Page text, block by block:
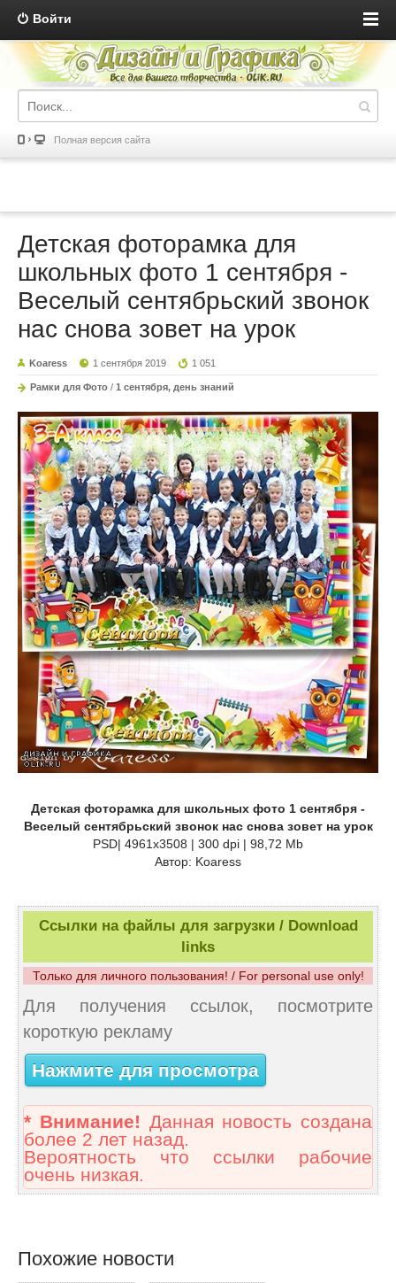
Войти
Полная версия сайта
Детская фоторамка для
школьных фото 1 сентября -
Веселый сентябрьский звонок
нас снова зовет на урок
Koaress 1 сентября 2019 1 051
Рамки для Фото / 1 сентября, день знаний
Детская фоторамка для школьных фото 1 сентября -
Веселый сентябрьский звонок нас снова зовет на урок
PSD| 4961x3508 | 300 dpi | 98,72 Mb
Автор: Koaress
Ссылки на файлы для загрузки / Download
links
Только для личного пользования! / For personal use only!
Для получения ссылок, посмотрите
короткую рекламу
Нажмите для просмотра
* Внимание! Данная новость создана
более 2 лет назад.
Вероятность что ссылки рабочие
очень низкая.
Похожие новости